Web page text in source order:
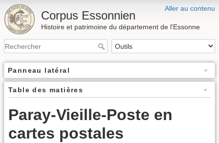
Aller au contenu
Corpus Essonnien
Histoire et patrimoine du département de l'Essonne
Panneau latéral
Table des matières
Paray-Vieille-Poste en
cartes postales